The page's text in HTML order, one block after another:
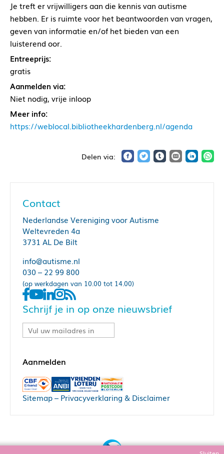
Je treft er vrijwilligers aan die kennis van autisme
hebben. Er is ruimte voor het beantwoorden van vragen,
geven van informatie en/of het bieden van een
luisterend oor.
Entreeprijs:
gratis
Aanmelden via:
Niet nodig, vrije inloop
Meer info:
https://weblocal.bibliotheekhardenberg.nl/agenda
Contact
Nederlandse Vereniging voor Autisme
Weltevreden 4a
3731 AL De Bilt
info@autisme.nl
030 – 22 99 800
(op werkdagen van 10.00 tot 14.00)
Schrijf je in op onze nieuwsbrief
Sitemap– Privacyverklaring & Disclaimer